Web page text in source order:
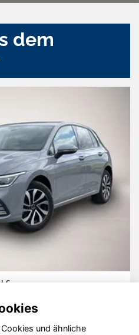
dem
und ähnliche